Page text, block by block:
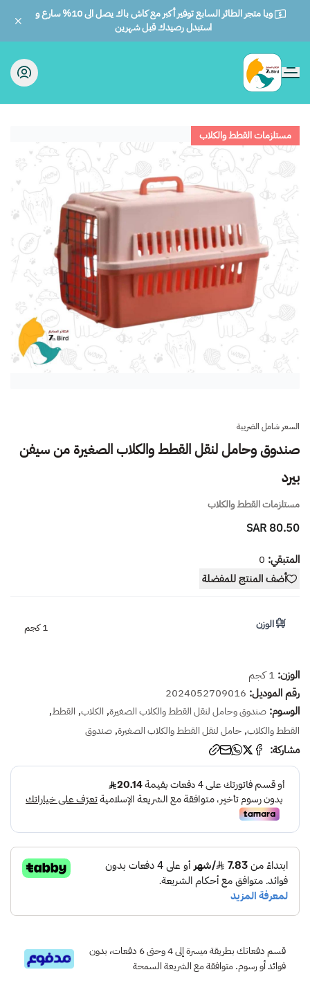
ويا متجر الطائر السابع توفير أكبر مع كاش باك يصل الى 10% سارع و
استبدل رصيدك قبل شهرين
الطائر السابع للحيوانات
مستلزمات القطط والكلاب
السعر شامل الضريبة
صندوق وحامل لنقل القطط والكلاب الصغيرة من سيفن
بيرد
مستلزمات القطط والكلاب
80.50 SAR
المتبقي: 0
أضف المنتج للمفضلة
الوزن 1 كجم
الوزن: 1 كجم
رقم الموديل: 2024052709016
الوسوم: صندوق وحامل لنقل القطط والكلاب الصغيرة, الكلاب, القطط,
القطط والكلاب, حامل لنقل القطط والكلاب الصغيرة, صندوق
مشاركة:
قسم دفعاتك بطريقة ميسرة إلى 4 وحتى 6 دفعات، بدون
فوائد أو رسوم. متوافقة مع الشريعة السمحة